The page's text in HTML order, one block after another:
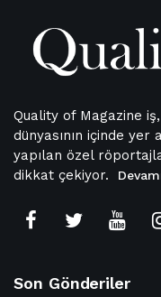
Quality of Magazine
dünyasının içinde
yapılan özel
dikkat çekiyor.
Son Gönderiler